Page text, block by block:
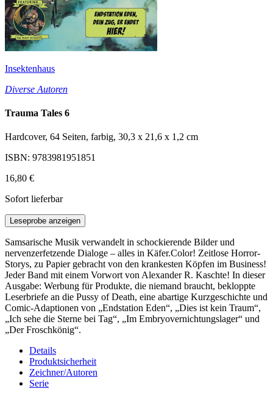
Insektenhaus
Diverse Autoren
Trauma Tales 6
Hardcover, 64 Seiten, farbig, 30,3 x 21,6 x 1,2 cm
ISBN: 9783981951851
16,80 €
Sofort lieferbar
Leseprobe anzeigen
Samsarische Musik verwandelt in schockierende Bilder und
nervenzerfetzende Dialoge – alles in Käfer.Color! Zeitlose Horror-
Storys, zu Papier gebracht von den krankesten Köpfen im Business!
Jeder Band mit einem Vorwort von Alexander R. Kaschte! In dieser
Ausgabe: Werbung für Produkte, die niemand braucht, bekloppte
Leserbriefe an die Pussy of Death, eine abartige Kurzgeschichte und
Comic-Adaptionen von „Endstation Eden“, „Dies ist kein Traum“,
„Ich sehe die Sterne bei Tag“, „Im Embryovernichtungslager“ und
„Der Froschkönig“.
Details
Produktsicherheit
Zeichner/Autoren
Serie